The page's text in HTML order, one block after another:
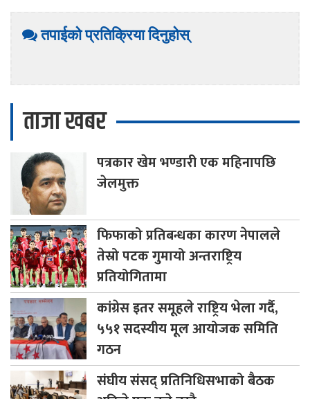
तपाईको प्रतिक्रिया दिनुहोस्
ताजा खबर
पत्रकारखेम भण्डारी एक महिनापछि
जेलमुक्त
फिफाकोप्रतिबन्धका कारण नेपालले
तेस्रो पटक गुमायो अन्तराष्ट्रिय
प्रतियोगितामा
कांग्रेसइतर समूहले राष्ट्रिय भेला गर्दै,
५५१ सदस्यीय मूल आयोजक समिति
गठन
संघीयसंसद् प्रतिनिधिसभाको बैठक